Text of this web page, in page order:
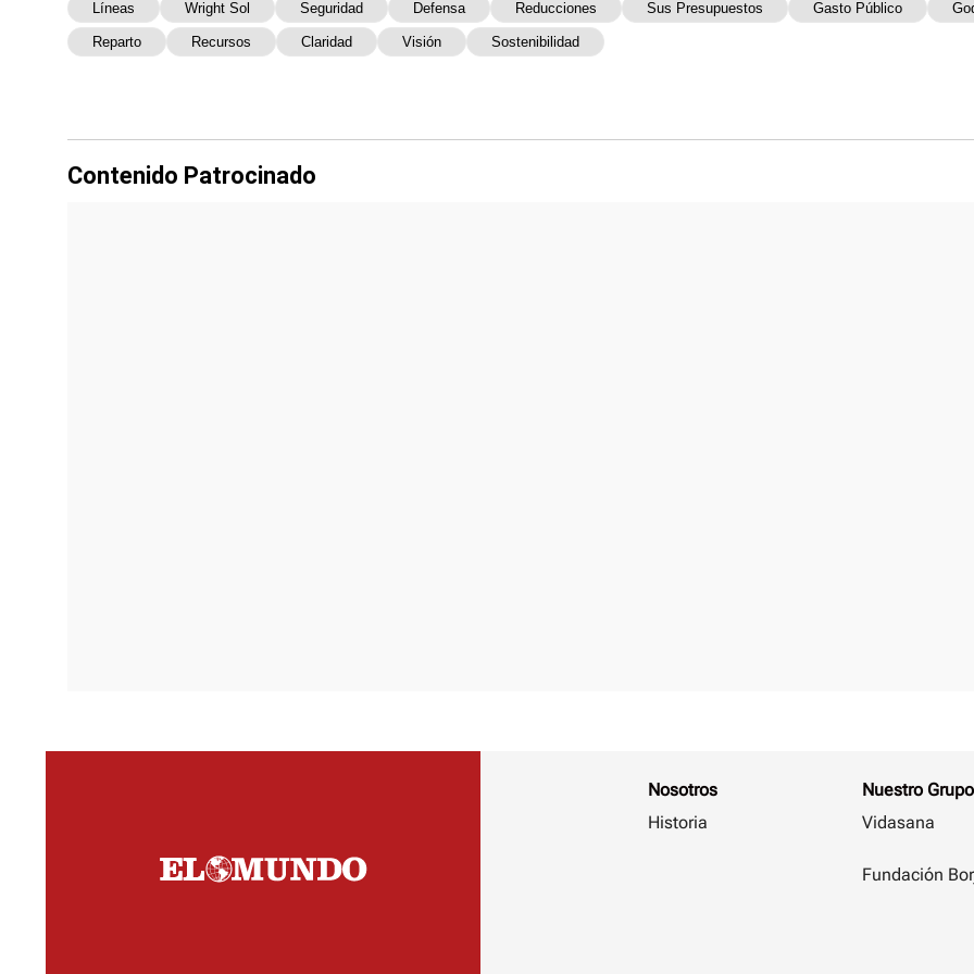
Líneas Wright Sol Seguridad Defensa Reducciones Sus Presupuestos Gasto Público
Reparto Recursos Claridad Visión Sostenibilidad
Contenido Patrocinado
Nosotros
Historia
Nuestro Grupo
Vidasana
Fundación